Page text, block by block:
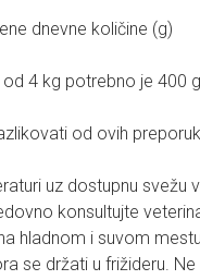
dnevne količine (g)
4 kg potrebno je 400
od ovih
uz dostupnu svežu
konsultujte
hladnom i suvom
se držati u frižideru.